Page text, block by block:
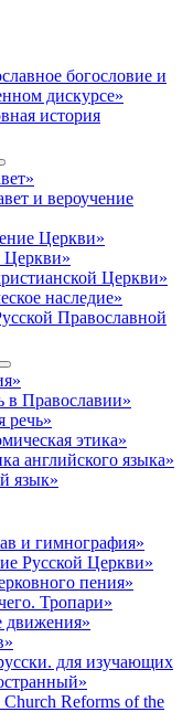
богословие и
дискурсе»
история
и вероучение
Церкви»
Церкви»
Церкви»
наследие»
Православной
в Православии»
речь»
этика»
английского языка»
язык»
и гимнография»
Русской Церкви»
пения»
Тропари»
движения»
для изучающих
Reforms of the